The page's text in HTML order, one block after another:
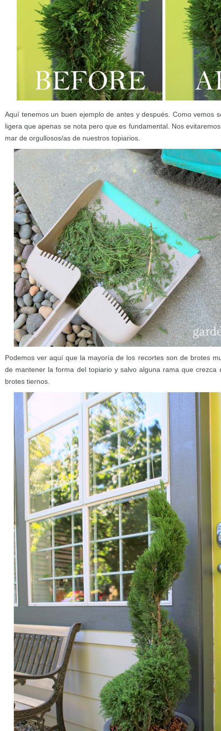
Aquí tenemos un buen ejemplo de antes y después. Como vemos
ligera que apenas se nota pero que es fundamental. Nos
mar de orgullosos/as de nuestros topiarios.
Podemos ver aquí que la mayoría de los recortes son de brotes
de mantener la forma del topiario y salvo alguna rama que crezca
brotes tiernos.